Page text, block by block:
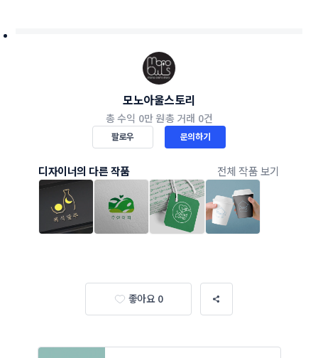
모노아울스토리
총 수익 0만 원총 거래 0건
팔로우 문의하기
디자이너의 다른 작품 전체 작품 보기
좋아요 0